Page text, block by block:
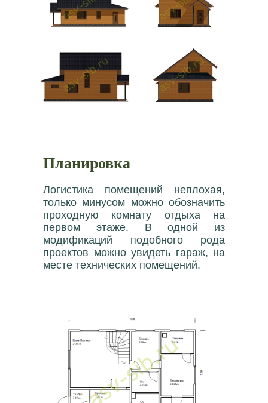
Планировка
Логистика помещений неплохая,
только минусом можно обозначить
проходную комнату отдыха на
первом этаже. В одной из
модификаций подобного рода
проектов можно увидеть гараж, на
месте технических помещений.